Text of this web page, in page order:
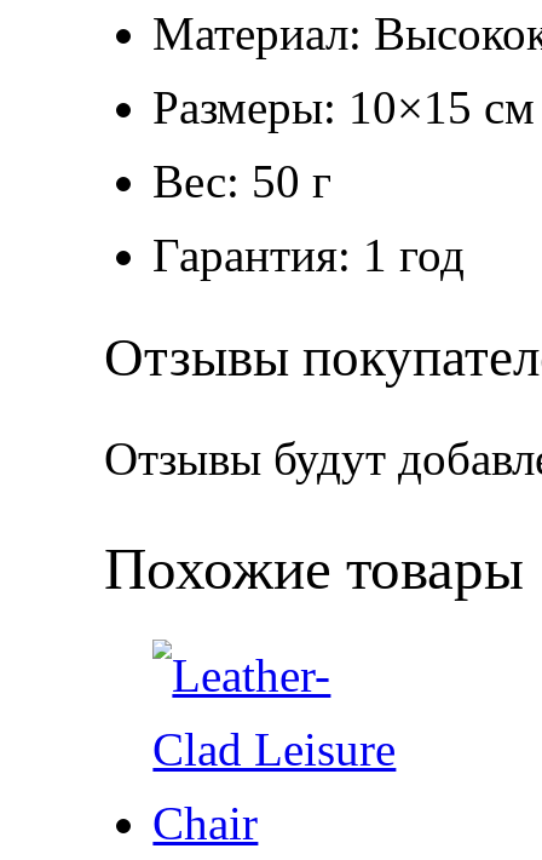
Материал:
Размеры: 10×15 см
Вес: 50 г
Гарантия: 1 год
Отзывы
Отзывы будут
Похожие товары